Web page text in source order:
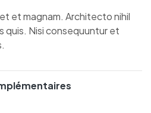
et magnam. Architecto nihil
quis. Nisi consequuntur et